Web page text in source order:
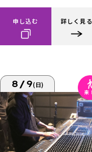
申し込む 詳しく見る
8/9(日)